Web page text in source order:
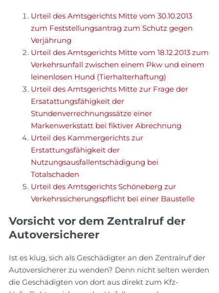
Urteil des Amtsgerichts Mitte vom 30.10.2013
zum Feststellungsantrag zum Schutz gegen
Verjährung
Urteil des Amtsgerichts Mitte vom 18.12.2013 zum
Verkehrsunfall zwischen einem Pkw und einem
leinenlosen Hund (Tierhalterhaftung)
Urteil des Amtsgerichts Mitte zur Frage der
Ersatattungsfähigkeit der
Stundenverrechnungssätze einer
Markenwerkstatt bei fiktiver Abrechnung
Urteil des Kammergerichts zur
Erstattungsfähigkeit der
Nutzungsausfallentschädigung bei
Totalschaden
Urteil des Amtsgerichts Schöneberg zur
Verkehrssicherungspflicht bei einer Baustelle
Vorsicht vor dem Zentralruf der
Autoversicherer
Ist es klug, sich als Geschädigter an den Zentralruf der
Autoversicherer zu wenden? Denn nicht selten werden
die Geschädigten von dort aus direkt zum Kfz-